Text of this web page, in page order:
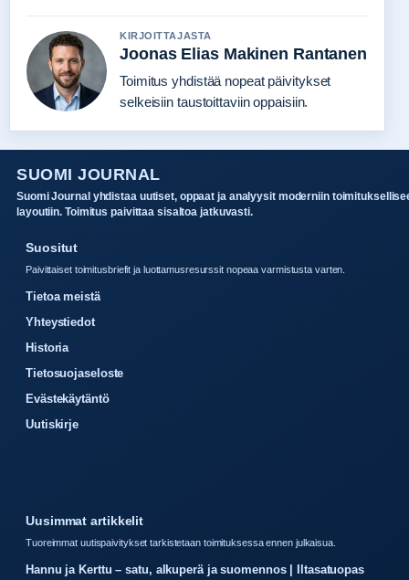
KIRJOITTAJASTA
Joonas Elias Makinen Rantanen
Toimitus yhdistää nopeat päivitykset
selkeisiin taustoittaviin oppaisiin.
SUOMI JOURNAL
Suomi Journal yhdistaa uutiset, oppaat ja analyysit moderniin
layoutiin. Toimitus paivittaa sisaltoa jatkuvasti.
Suositut
Paivittaiset toimitusbriefit ja luottamusresurssit nopeaa varmistusta varten.
Tietoa meistä
Yhteystiedot
Historia
Tietosuojaseloste
Evästekäytäntö
Uutiskirje
Uusimmat artikkelit
Tuoreimmat uutispaivitykset tarkistetaan toimituksessa ennen julkaisua.
Hannu ja Kerttu – satu, alkuperä ja suomennos | Iltasatuopas